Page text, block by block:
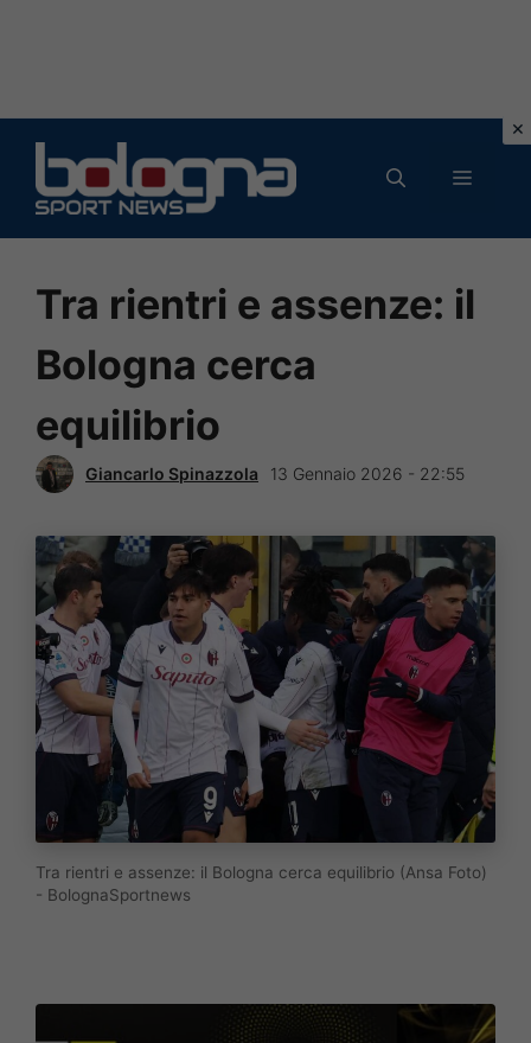
contenuto
MENU
Tra rientri e assenze: il
Bologna cerca
equilibrio
Giancarlo Spinazzola 13 Gennaio 2026 - 22:55
Tra rientri e assenze: il Bologna cerca equilibrio (Ansa Foto)
- BolognaSportnews